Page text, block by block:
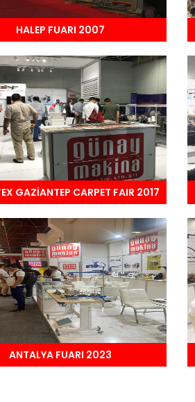
HALEP FUARI 2007
GAZİANTEP CARPET FAIR 2017
ANTALYA FUARI 2023